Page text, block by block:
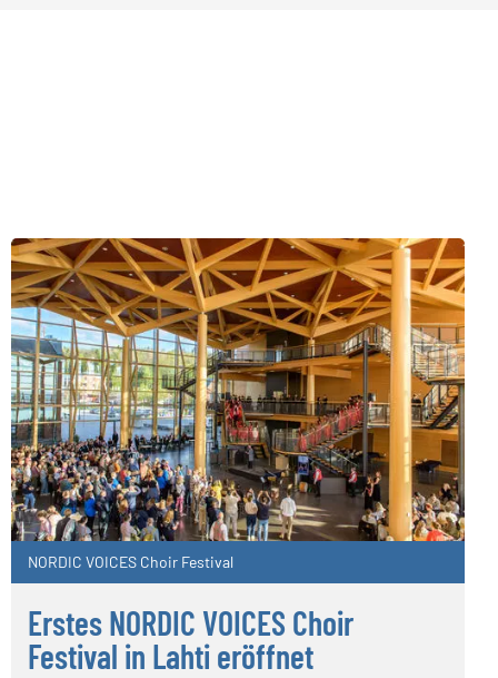
NORDIC VOICES Choir Festival
Erstes NORDIC VOICES Choir
Festival in Lahti eröffnet